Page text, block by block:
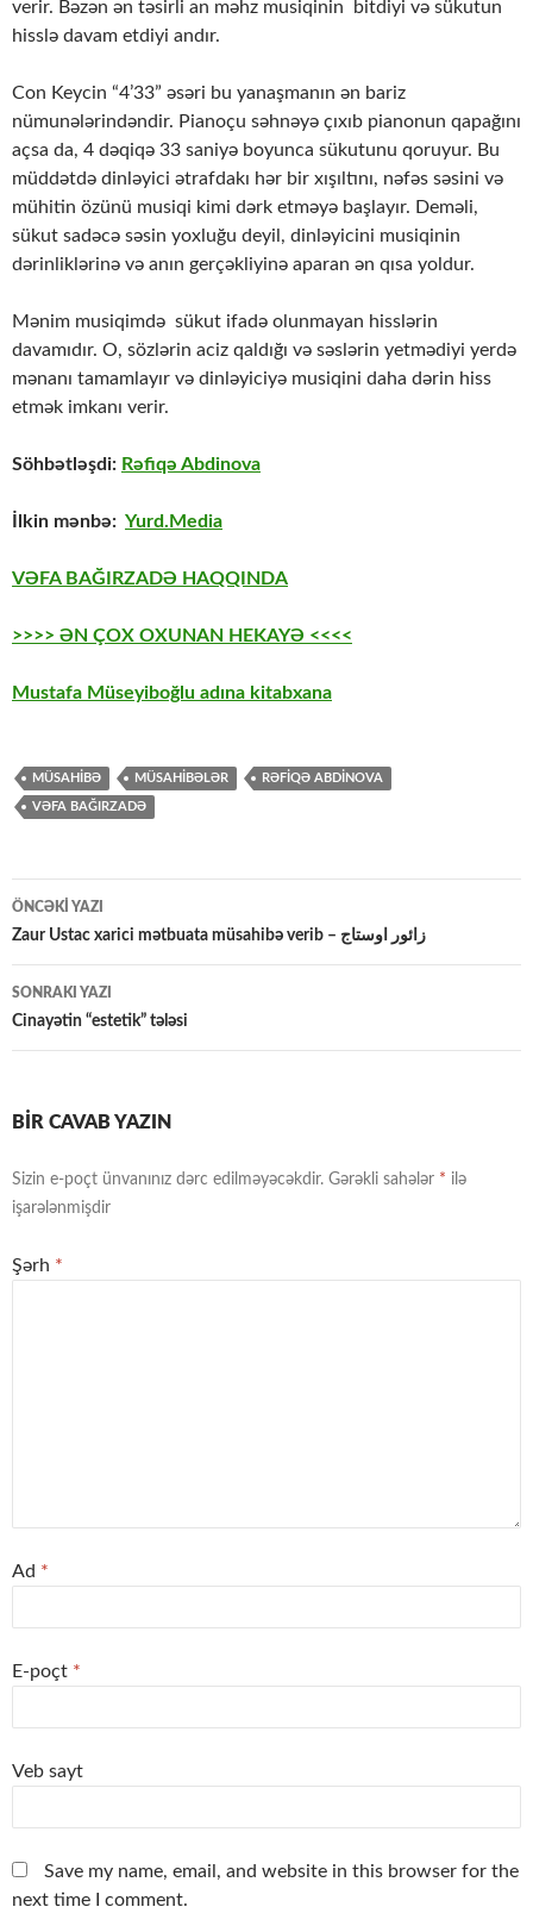
verir. Bəzən ən təsirli an məhz musiqinin bitdiyi və sükutun
hisslə davam etdiyi andır.
Con Keycin “4’33” əsəri bu yanaşmanın ən bariz
nümunələrindəndir. Pianoçu səhnəyə çıxıb pianonun qapağını
açsa da, 4 dəqiqə 33 saniyə boyunca sükutunu qoruyur. Bu
müddətdə dinləyici ətrafdakı hər bir xışıltını, nəfəs səsini və
mühitin özünü musiqi kimi dərk etməyə başlayır. Deməli,
sükut sadəcə səsin yoxluğu deyil, dinləyicini musiqinin
dərinliklərinə və anın gerçəkliyinə aparan ən qısa yoldur.
Mənim musiqimdə sükut ifadə olunmayan hisslərin
davamıdır. O, sözlərin aciz qaldığı və səslərin yetmədiyi yerdə
mənanı tamamlayır və dinləyiciyə musiqini daha dərin hiss
etmək imkanı verir.
Söhbətləşdi: Rəfiqə Abdinova
İlkin mənbə: Yurd.Media
VƏFA BAĞIRZADƏ HAQQINDA
>>>> ƏN ÇOX OXUNAN HEKAYƏ <<<<
Mustafa Müseyiboğlu adına kitabxana
MÜSAHİBƏ MÜSAHIBƏLƏR RƏFIQƏ ABDINOVA
VƏFA BAĞIRZADƏ
Yazılar
üzrə
naviqasiya
ÖNCƏKI YAZI
Zaur Ustac xarici mətbuata müsahibə verib – زائور اوستاج
SONRAKI YAZI
Cinayətin “estetik” tələsi
BIR CAVAB YAZIN
Sizin e-poçt ünvanınız dərc edilməyəcəkdir. Gərəkli sahələr * ilə
işarələnmişdir
Şərh *
Ad *
E-poçt *
Veb sayt
Save my name, email, and website in this browser for the
next time I comment.